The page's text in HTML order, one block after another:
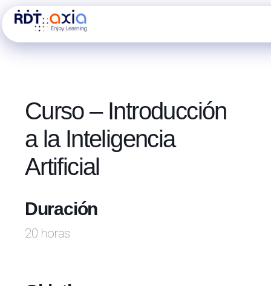
al
Curso – Introducción
a la Inteligencia
Artificial
Duración
20 horas